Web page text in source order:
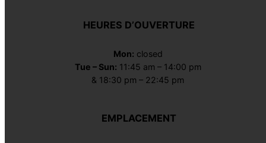
HEURES D’OUVERTURE
Mon: closed
Tue – Sun: 11:45 am – 14:00 pm
& 18:30 pm – 22:45 pm
EMPLACEMENT